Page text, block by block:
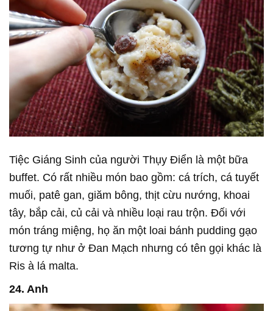
Tiệc Giáng Sinh của người Thụy Điển là một bữa
buffet. Có rất nhiều món bao gồm: cá trích, cá tuyết
muối, patê gan, giăm bông, thịt cừu nướng, khoai
tây, bắp cải, củ cải và nhiều loại rau trộn. Đối với
món tráng miệng, họ ăn một loai bánh pudding gạo
tương tự như ở Đan Mạch nhưng có tên gọi khác là
Ris à lá malta.
24. Anh